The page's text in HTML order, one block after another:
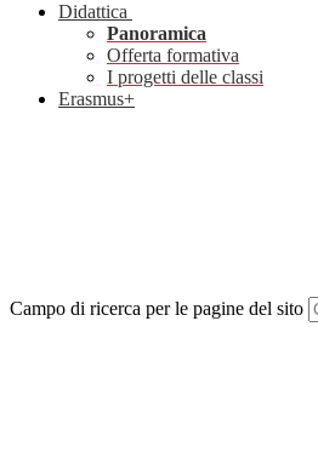
Didattica
Panoramica
Offerta formativa
I progetti delle classi
Erasmus+
Campo di ricerca per le pagine del sito